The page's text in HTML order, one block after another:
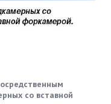
со вставной